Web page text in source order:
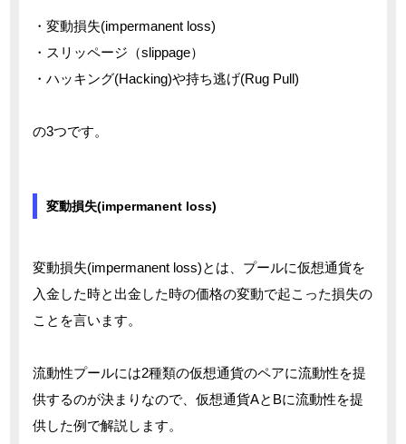
・変動損失(impermanent loss)
・スリッページ（slippage）
・ハッキング(Hacking)や持ち逃げ(Rug Pull)
の3つです。
変動損失(impermanent loss)
変動損失(impermanent loss)とは、プールに仮想通貨を
入金した時と出金した時の価格の変動で起こった損失の
ことを言います。
流動性プールには2種類の仮想通貨のペアに流動性を提
供するのが決まりなので、仮想通貨AとBに流動性を提
供した例で解説します。